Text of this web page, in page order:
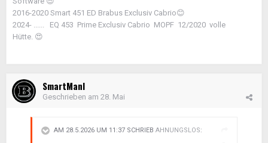
2016-2020 Smart 451 ED Brabus Exclusiv Cabrio😊
2024- ...... EQ 453 Prime Exclusiv Cabrio MOPF 12/2020 volle
Hütte. 😍
SmartManI
Geschrieben am 28. Mai
AM 28.5.2026 UM 11:37 SCHRIEB AHNUNGSLOS: